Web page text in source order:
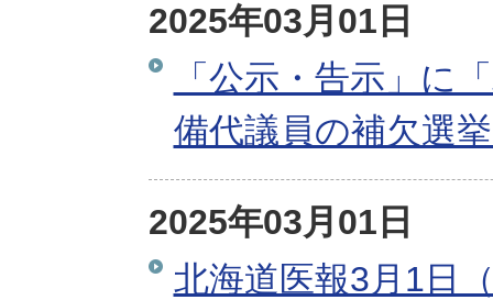
2025年03月01日
「公示・告示」に
備代議員の補欠選
2025年03月01日
北海道医報3月1日